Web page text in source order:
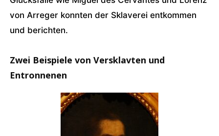
von Arreger konnten der Sklaverei entkommen
und berichten.
Zwei Beispiele von Versklavten und
Entronnenen